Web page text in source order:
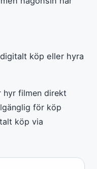
köp eller hyra
hyr filmen direkt
för köp
köp via